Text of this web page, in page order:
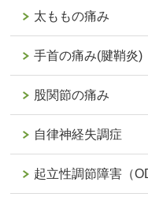
太ももの痛み
手首の痛み(腱鞘炎)
股関節の痛み
自律神経失調症
起立性調節障害（